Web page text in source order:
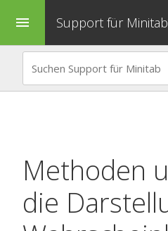
menu Support für Minitab
Methoden
die